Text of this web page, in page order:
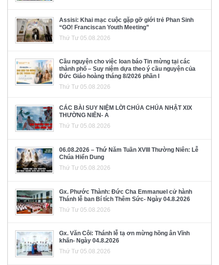
Assisi: Khai mạc cuộc gặp gỡ giới trẻ Phan Sinh
“GO! Franciscan Youth Meeting”
Thứ Tư 05.08.2026
Cầu nguyện cho việc loan báo Tin mừng tại các
thành phố – Suy niệm dựa theo ý cầu nguyện của
Đức Giáo hoàng tháng 8/2026 phần I
Thứ Tư 05.08.2026
CÁC BÀI SUY NIỆM LỜI CHÚA CHÚA NHẬT XIX
THƯỜNG NIÊN- A
Thứ Tư 05.08.2026
06.08.2026 – Thứ Năm Tuần XVIII Thường Niên: Lễ
Chúa Hiển Dung
Thứ Tư 05.08.2026
Gx. Phước Thành: Đức Cha Emmanuel cử hành
Thánh lễ ban Bí tích Thêm Sức- Ngày 04.8.2026
Thứ Tư 05.08.2026
Gx. Văn Côi: Thánh lễ tạ ơn mừng hồng ân Vĩnh
khấn- Ngày 04.8.2026
Thứ Tư 05.08.2026